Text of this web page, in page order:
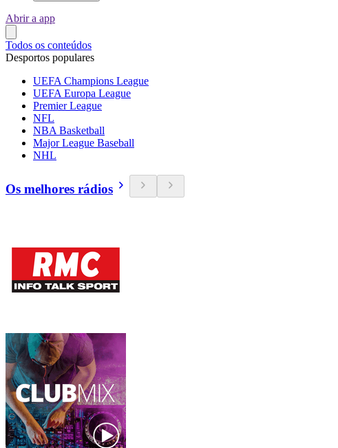
Abrir a app
Todos os conteúdos
Desportos populares
UEFA Champions League
UEFA Europa League
Premier League
NFL
NBA Basketball
Major League Baseball
NHL
Os melhores rádios